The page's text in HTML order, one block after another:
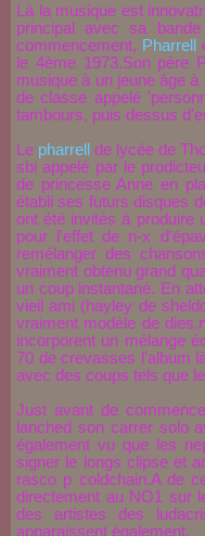
Là la musique est
principal avec sa bande
commencement, Pharrell
le 4ème 1973.Son père
musique à un jeune âge
de classe appelé
tambours, puis dessus
Le pharrell
de lycée de
sbi appelé par le
de princesse Anne en
établi ses futurs disques
ont été invités à produire
pour l'effet de n-x
remélanger des
vraiment obtenu grand
un coup instantané. En
vieil ami (hayley de
vraiment modèle de
incorporent un mélange
70 de crevasses l'album
avec des coups tels que
Just avant de
lanched son carrer solo
également vu que les
signer le longs clipse et
rasco p coldchain.A de
directement au NO1 sur
des artistes des
apparaissent également.